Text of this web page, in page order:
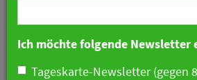
Ich möchte folgende Newsletter